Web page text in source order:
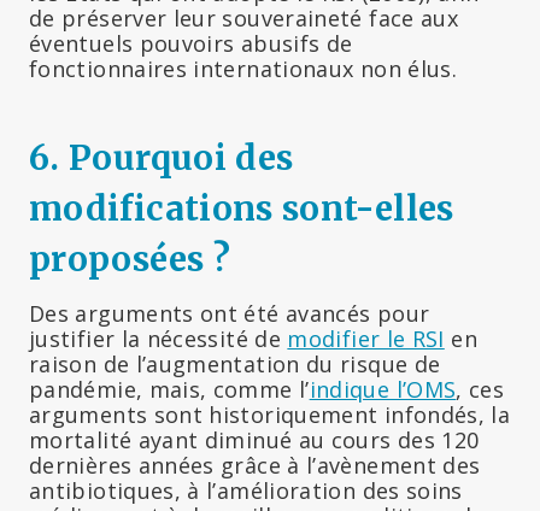
de préserver leur souveraineté face aux
éventuels pouvoirs abusifs de
fonctionnaires internationaux non élus.
6. Pourquoi des
modifications sont-elles
proposées ?
Des arguments ont été avancés pour
justifier la nécessité de modifier le RSI en
raison de l’augmentation du risque de
pandémie, mais, comme l’indique l’OMS, ces
arguments sont historiquement infondés, la
mortalité ayant diminué au cours des 120
dernières années grâce à l’avènement des
antibiotiques, à l’amélioration des soins